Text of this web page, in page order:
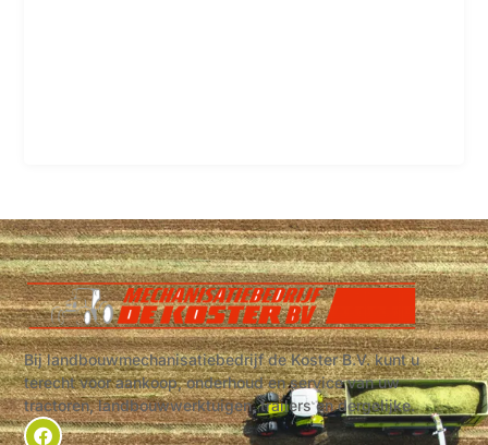
Bij landbouwmechanisatiebedrijf de Koster B.V. kunt u
terecht voor aankoop, onderhoud en service van uw
tractoren, landbouwwerktuigen, trailers en dergelijke.